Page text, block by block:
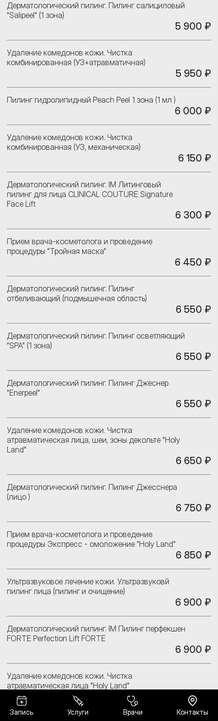
Дерматологический пилинг. Пилинг салициловый
"Salipeel" (1 зона)
5 900 ₽
Удаление комедонов кожи. Чистка
комбинированная (УЗ+атравматичная)
5 950 ₽
Пилинг гидролипидный Peach Peel 1 зона (1 мл )
6 000 ₽
Удаление комедонов кожи. Чистка
комбинированная (УЗ, механическая)
6 150 ₽
Дерматологический пилинг. IM Литинговый
пилинг для лица CLINICAL COUTURE Signature
Face Lift
6 300 ₽
Прием врача-косметолога и проведение
процедуры "Тройная маска"
6 450 ₽
Дерматологический пилинг. Пилинг
отбеливающий (подмышечная область)
6 550 ₽
Дерматологический пилинг. Пилинг осветляющий
"SPA" (1 зона)
6 550 ₽
Дерматологический пилинг. Пилинг Джеснер
"Enerpeel"
6 550 ₽
Удаление комедонов кожи. Чистка
атравматическая лица, шеи, зоны декольте "Holy
Land"
6 650 ₽
Дерматологический пилинг. Пилинг Джесснера
(лицо )
6 750 ₽
Прием врача-косметолога и проведение
процедуры Экспресс - омоложение "Holy Land"
6 850 ₽
Ультразвуковое лечение кожи. Ультразвуковй
пилинг лица (пилинг и очищение)
6 900 ₽
Дерматологический пилинг. IM Пилинг перфекшен
FORTE Perfection Lift FORTE
6 900 ₽
Удаление комедонов кожи. Чистка
атравматическая лица "Holy Land"
6 950 ₽
Запись Услуги Врачи Контакты